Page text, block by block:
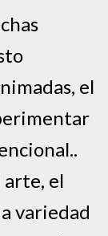
el
arte, el
variedad